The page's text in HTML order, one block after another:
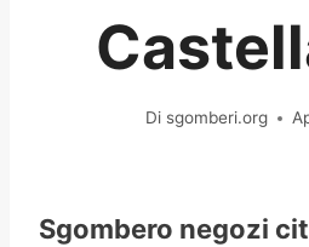
Di sgomberi.org
Sgombero negozi